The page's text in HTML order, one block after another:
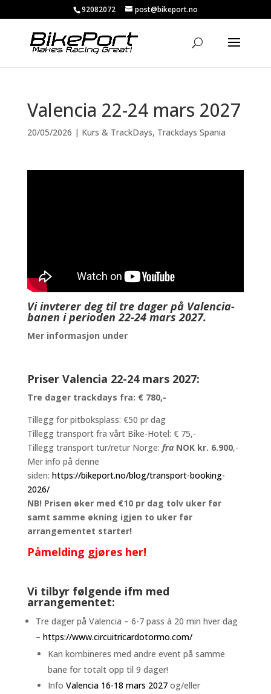
92082072 post@bikeport.no
Valencia 22-24 mars 2027
20/05/2026 | Kurs & TrackDays, Trackdays Spania
Vi invterer deg til tre dager på Valencia-
banen i perioden 22-24 mars 2027.
Mer informasjon under
Priser Valencia 22-24 mars 2027:
Tre dager trackdays fra: € 780,-
Tillegg for pitboksplass: €50 pr dag
Tillegg transport fra vårt Bike-Hotel: € 75,-
Tillegg transport tur/retur Norge: fra NOK kr. 6.900,-
Mer info på denne
siden: https://bikeport.no/blog/transport-booking-
2026/
NB! Prisen øker med €10 pr dag tolv uker før
samt samme økning igjen to uker før
arrangementet starter!
Påmelding gjøres her!
Vi tilbyr følgende ifm med
arrangementet:
Tre dager på Valencia – 6-7 pass à 20 min hver dag
– https://www.circuitricardotormo.com/
Kan kombineres med andre event på samme
bane for totalt opp til 9 dager!
Info Valencia 16-18 mars 2027og/eller